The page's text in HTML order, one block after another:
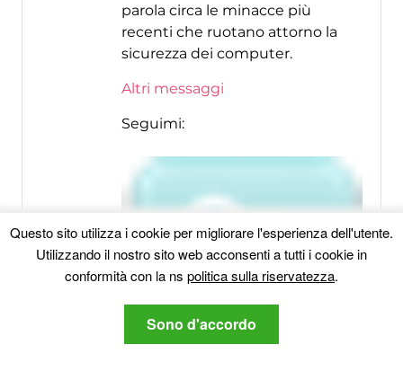
parola circa le minacce più
recenti che ruotano attorno la
sicurezza dei computer.
Altri messaggi
Seguimi:
Questo sito utilizza i cookie per migliorare l'esperienza dell'utente.
Utilizzando il nostro sito web acconsenti a tutti i cookie in
conformità con la ns politica sulla riservatezza.
Sono d'accordo